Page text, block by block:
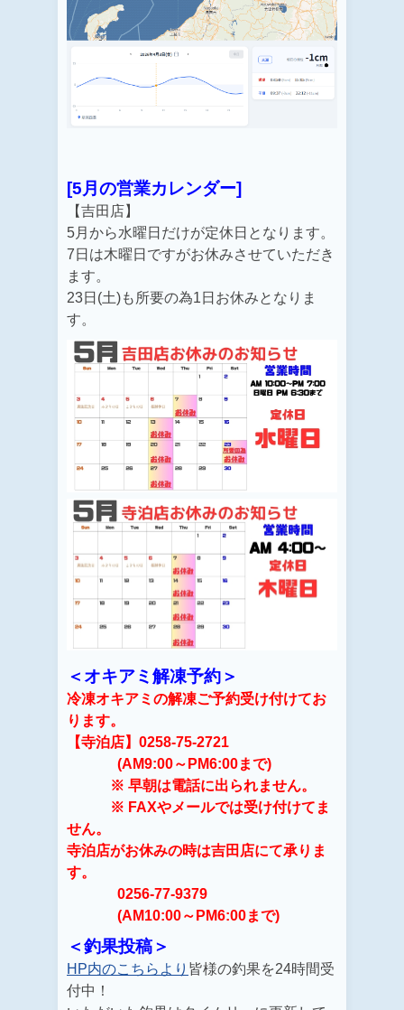
[5月の営業カレンダー]
【吉田店】
5月から水曜日だけが定休日となります。
7日は木曜日ですがお休みさせていただき
ます。
23日(土)も所要の為1日お休みとなりま
す。
＜オキアミ解凍予約＞
冷凍オキアミの解凍ご予約受け付けてお
ります。
【寺泊店】0258-75-2721
(AM9:00～PM6:00まで)
※ 早朝は電話に出られません。
※ FAXやメールでは受け付けてま
せん。
寺泊店がお休みの時は吉田店にて承りま
す。
0256-77-9379
(AM10:00～PM6:00まで)
＜釣果投稿＞
HP内のこちらより 皆様の釣果を24時間受
付中！